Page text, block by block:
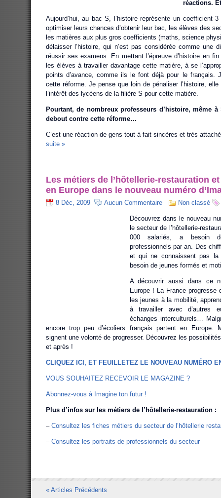
réactions.
Aujourd’hui, au bac S, l’histoire représente un coefficient
optimiser leurs chances d’obtenir leur bac, les élèves des
les matières aux plus gros coefficients (maths, science
délaisser l’histoire, qui n’est pas considérée comme une
réussir ses examens. En mettant l’épreuve d’histoire en
les élèves à travailler davantage cette matière, à se
points d’avance, comme ils le font déjà pour le français.
cette réforme. Je pense que loin de pénaliser l’histoire,
l’intérêt des lycéens de la filière S pour cette matière.
Pourtant, de nombreux professeurs d’histoire, même
debout contre cette réforme…
C’est une réaction de gens tout à fait sincères et très
suite »
Les métiers de l’hôtellerie-restauration
en Europe dans le nouveau numéro
8 Déc, 2009 Aucun Commentaire Non classé
Découvrez dans le nouveau
le secteur de l’hôtellerie-
000 salariés, a besoin
professionnels par an. Des
et qui ne connaissent pas
besoin de jeunes formés et
A découvrir aussi dans ce
Europe ! La France
les jeunes à la mobilité,
à travailler avec d’autres
échanges interculturels…
encore trop peu d’écoliers français partent en Europe.
signent une volonté de progresser. Découvrez les
et après !
CLIQUEZ ICI, ET FEUILLETEZ LE NOUVEAU NUMÉRO
VOUS SOUHAITEZ RECEVOIR LE MAGAZINE ?
Abonnez-vous à Imagine ton futur !
Plus d’infos sur les métiers de l’hôtellerie-restauration :
– Consultez les fiches métiers du secteur de l’hôtellerie
– Consultez les portraits de professionnels du secteur
« Articles Précédents